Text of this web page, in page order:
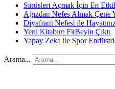
Sinüsleri Açmak İçin En
Ağızdan Nefes Almak Çene
Diyafram Nefesi ile
Yeni Kitabım FitBeyin Çıktı
Yapay Zeka ile Spor
Arama...